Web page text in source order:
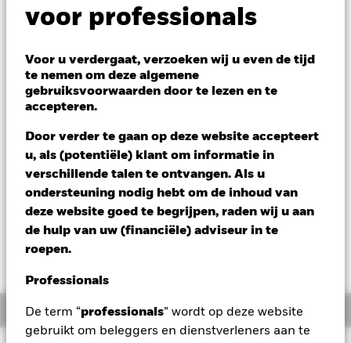
voor professionals
Voor u verdergaat, verzoeken wij u even de tijd
te nemen om deze algemene
gebruiksvoorwaarden door te lezen en te
accepteren.
Door verder te gaan op deze website accepteert
u, als (potentiële) klant om informatie in
verschillende talen te ontvangen. Als u
ondersteuning nodig hebt om de inhoud van
deze website goed te begrijpen, raden wij u aan
de hulp van uw (financiële) adviseur in te
roepen.
Professionals
De term “professionals” wordt op deze website
gebruikt om beleggers en dienstverleners aan te
NAV per 05/aug/2026
USD 6,34
Verandering NAV 1 dag per 05/aug/2026
USD 0,01 (0,09%)
Totaalrendement per 05/aug/2026
YTD: 0,83%
3,48%
Overzicht